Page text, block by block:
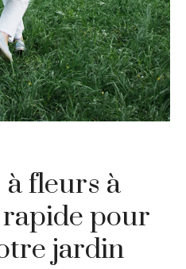
à fleurs à
pour
jardin